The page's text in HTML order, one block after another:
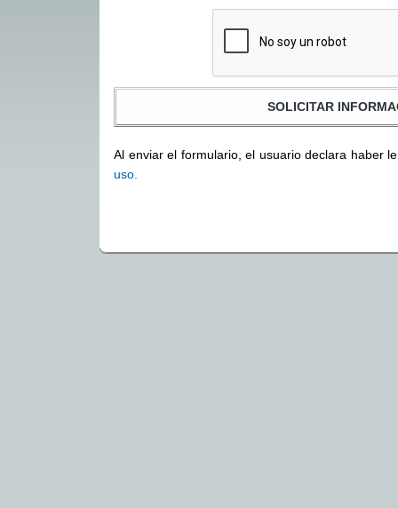
Al enviar el formulario, el usuario declara haber
uso.